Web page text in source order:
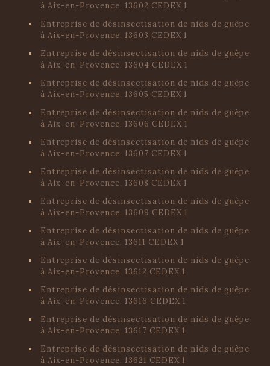
à Aix-en-Provence, 13602 CEDEX 1
Entreprise de désinsectisation de nids de guêpe
à Aix-en-Provence, 13603 CEDEX 1
Entreprise de désinsectisation de nids de guêpe
à Aix-en-Provence, 13604 CEDEX 1
Entreprise de désinsectisation de nids de guêpe
à Aix-en-Provence, 13605 CEDEX 1
Entreprise de désinsectisation de nids de guêpe
à Aix-en-Provence, 13606 CEDEX 1
Entreprise de désinsectisation de nids de guêpe
à Aix-en-Provence, 13607 CEDEX 1
Entreprise de désinsectisation de nids de guêpe
à Aix-en-Provence, 13608 CEDEX 1
Entreprise de désinsectisation de nids de guêpe
à Aix-en-Provence, 13609 CEDEX 1
Entreprise de désinsectisation de nids de guêpe
à Aix-en-Provence, 13611 CEDEX 1
Entreprise de désinsectisation de nids de guêpe
à Aix-en-Provence, 13612 CEDEX 1
Entreprise de désinsectisation de nids de guêpe
à Aix-en-Provence, 13616 CEDEX 1
Entreprise de désinsectisation de nids de guêpe
à Aix-en-Provence, 13617 CEDEX 1
Entreprise de désinsectisation de nids de guêpe
à Aix-en-Provence, 13621 CEDEX 1